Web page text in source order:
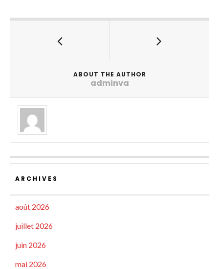
ABOUT THE AUTHOR
adminva
ARCHIVES
août 2026
juillet 2026
juin 2026
mai 2026